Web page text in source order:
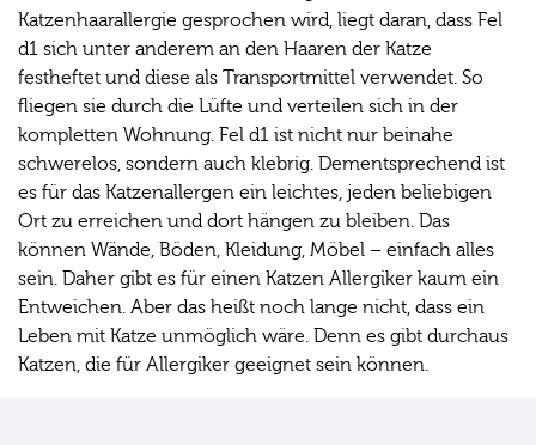
Katzenhaarallergie gesprochen wird, liegt daran, dass Fel
d1 sich unter anderem an den Haaren der Katze
festheftet und diese als Transportmittel verwendet. So
fliegen sie durch die Lüfte und verteilen sich in der
kompletten Wohnung. Fel d1 ist nicht nur beinahe
schwerelos, sondern auch klebrig. Dementsprechend ist
es für das Katzenallergen ein leichtes, jeden beliebigen
Ort zu erreichen und dort hängen zu bleiben. Das
können Wände, Böden, Kleidung, Möbel – einfach alles
sein. Daher gibt es für einen Katzen Allergiker kaum ein
Entweichen. Aber das heißt noch lange nicht, dass ein
Leben mit Katze unmöglich wäre. Denn es gibt durchaus
Katzen, die für Allergiker geeignet sein können.